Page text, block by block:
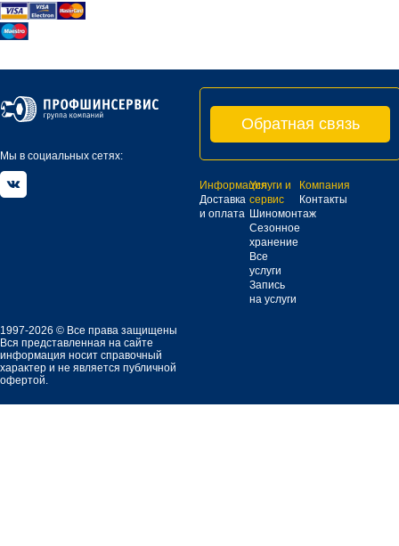
Мы в социальных сетях:
Обратная связь
Информация
Доставка
и оплата
Услуги и
сервис
Шиномонтаж
Сезонное
хранение
Все
услуги
Запись
на услуги
Компания
Контакты
1997-2026 © Все права защищены
Вся представленная на сайте
информация носит справочный
характер и не является публичной
офертой.